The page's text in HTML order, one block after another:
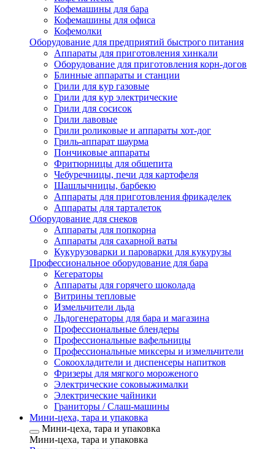
Кофемашины для бара
Кофемашины для офиса
Кофемолки
Оборудование для предприятий быстрого питания
Аппараты для приготовления хинкали
Оборудование для приготовления корн-догов
Блинные аппараты и станции
Грили для кур газовые
Грили для кур электрические
Грили для сосисок
Грили лавовые
Грили роликовые и аппараты хот-дог
Гриль-аппарат шаурма
Пончиковые аппараты
Фритюрницы для общепита
Чебуречницы, печи для картофеля
Шашлычницы, барбекю
Аппараты для приготовления фрикаделек
Аппараты для тарталеток
Оборудование для снеков
Аппараты для попкорна
Аппараты для сахарной ваты
Кукурузоварки и пароварки для кукурузы
Профессиональное оборудование для бара
Кегераторы
Аппараты для горячего шоколада
Витрины тепловые
Измельчители льда
Льдогенераторы для бара и магазина
Профессиональные блендеры
Профессиональные вафельницы
Профессиональные миксеры и измельчители
Сокоохладители и диспенсеры напитков
Фризеры для мягкого мороженого
Электрические соковыжималки
Электрические чайники
Граниторы / Слаш-машины
Мини-цеха, тара и упаковка
Мини-цеха, тара и упаковка
Мини-цеха, тара и упаковка